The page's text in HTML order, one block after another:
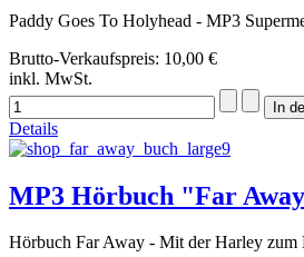
Paddy Goes To Holyhead - MP3
Brutto-Verkaufspreis: 10,00 €
inkl. MwSt.
Details
MP3 Hörbuch "Far
Hörbuch Far Away - Mit der Harley zum